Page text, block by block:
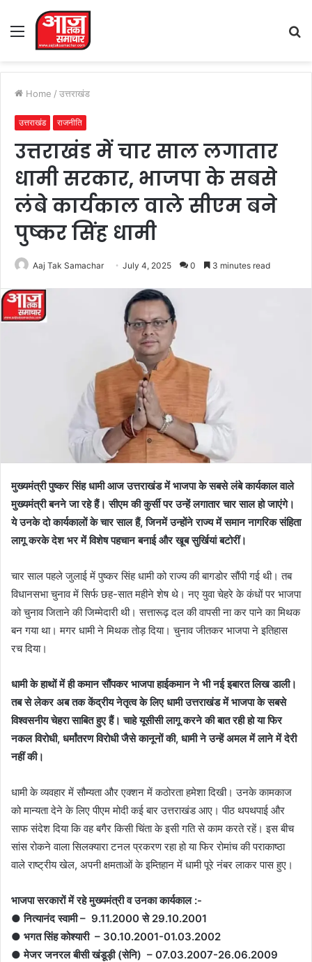
Menu
Home / उत्तराखंड
उत्तराखंड राजनीति
उत्तराखंड में चार साल लगातार
धामी सरकार, भाजपा के सबसे
लंबे कार्यकाल वाले सीएम बने
पुष्कर सिंह धामी
Aaj Tak Samachar July 4, 2025 0 3 minutes read
मुख्यमंत्री पुष्कर सिंह धामी आज उत्तराखंड में भाजपा के सबसे लंबे कार्यकाल वाले
मुख्यमंत्री बनने जा रहे हैं। सीएम की कुर्सी पर उन्हें लगातार चार साल हो जाएंगे।
ये उनके दो कार्यकालों के चार साल हैं, जिनमें उन्होंने राज्य में समान नागरिक संहिता
लागू करके देश भर में विशेष पहचान बनाई और खूब सुर्खियां बटोरीं।
चार साल पहले जुलाई में पुष्कर सिंह धामी को राज्य की बागडोर सौंपी गई थी। तब
विधानसभा चुनाव में सिर्फ छह-सात महीने शेष थे। नए युवा चेहरे के कंधों पर भाजपा
को चुनाव जिताने की जिम्मेदारी थी। सत्तारूढ़ दल की वापसी ना कर पाने का मिथक
बन गया था। मगर धामी ने मिथक तोड़ दिया। चुनाव जीतकर भाजपा ने इतिहास
रच दिया।
धामी के हाथों में ही कमान सौंपकर भाजपा हाईकमान ने भी नई इबारत लिख डाली।
तब से लेकर अब तक केंद्रीय नेतृत्व के लिए धामी उत्तराखंड में भाजपा के सबसे
विश्वसनीय चेहरा साबित हुए हैं। चाहे यूसीसी लागू करने की बात रही हो या फिर
नकल विरोधी, धर्मांतरण विरोधी जैसे कानूनों की, धामी ने उन्हें अमल में लाने में देरी
नहीं की।
धामी के व्यवहार में सौम्यता और एक्शन में कठोरता हमेशा दिखी। उनके कामकाज
को मान्यता देने के लिए पीएम मोदी कई बार उत्तराखंड आए। पीठ थपथपाई और
साफ संदेश दिया कि वह बगैर किसी चिंता के इसी गति से काम करते रहें। इस बीच
सांस रोकने वाला सिलक्यारा टनल प्रकरण रहा हो या फिर रोमांच की पराकाष्ठा
वाले राष्ट्रीय खेल, अपनी क्षमताओं के इम्तिहान में धामी पूरे नंबर लाकर पास हुए।
भाजपा सरकारों में रहे मुख्यमंत्री व उनका कार्यकाल :-
● नित्यानंद स्वामी – 9.11.2000 से 29.10.2001
● भगत सिंह कोश्यारी – 30.10.2001-01.03.2002
● मेजर जनरल बीसी खंडूड़ी (सेनि) – 07.03.2007-26.06.2009